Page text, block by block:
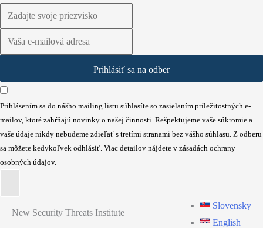
Prihlásiť sa na odber
Prihlásením sa do nášho mailing listu súhlasíte so zasielaním príležitostných e-
mailov, ktoré zahŕňajú novinky o našej činnosti. Rešpektujeme vaše súkromie a
vaše údaje nikdy nebudeme zdieľať s tretími stranami bez vášho súhlasu. Z odberu
sa môžete kedykoľvek odhlásiť. Viac detailov nájdete v zásadách ochrany
osobných údajov.
New Security Threats Institute
Slovensky
English